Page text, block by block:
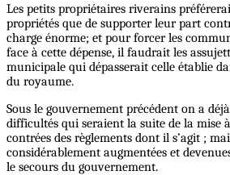
Les petits propriétaires riverains
propriétés que de supporter leur part
charge énorme; et pour forcer les
face à cette dépense, il faudrait les
municipale qui dépasserait celle établie
du royaume.
Sous le gouvernement précédent on a
difficultés qui seraient la suite de la mise
contrées des règlements dont il s’agit ;
considérablement augmentées et
le secours du gouvernement.